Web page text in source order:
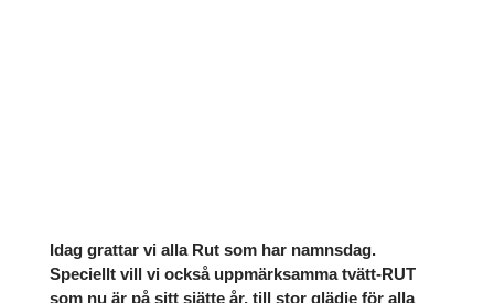
Idag grattar vi alla Rut som har namnsdag.
Speciellt vill vi också uppmärksamma tvätt-RUT
som nu är på sitt sjätte år, till stor glädje för alla